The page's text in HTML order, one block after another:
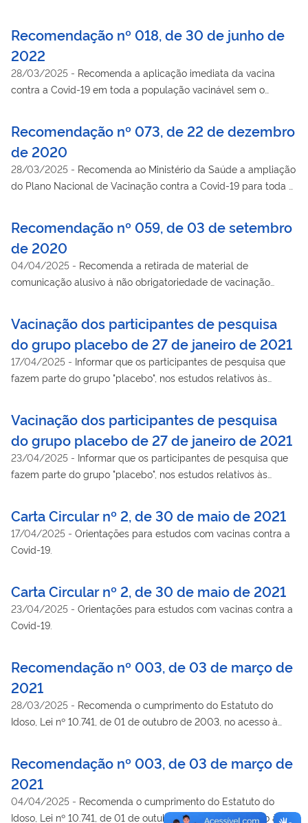
Recomendação nº 018, de 30 de junho de
2022
28/03/2025 - Recomenda a aplicação imediata da vacina
contra a Covid-19 em toda a população vacinável sem o
Recomendação nº 073, de 22 de dezembro
de 2020
28/03/2025 - Recomenda ao Ministério da Saúde a ampliação
do Plano Nacional de Vacinação contra a Covid-19 para toda a
Recomendação nº 059, de 03 de setembro
de 2020
04/04/2025 - Recomenda a retirada de material de
comunicação alusivo à não obrigatoriedade de vacinação
Vacinação dos participantes de pesquisa
do grupo placebo de 27 de janeiro de 2021
17/04/2025 - Informar que os participantes de pesquisa que
fazem parte do grupo "placebo", nos estudos relativos às
Vacinação dos participantes de pesquisa
do grupo placebo de 27 de janeiro de 2021
23/04/2025 - Informar que os participantes de pesquisa que
fazem parte do grupo "placebo", nos estudos relativos às
Carta Circular nº 2, de 30 de maio de 2021
17/04/2025 - Orientações para estudos com vacinas contra a
Covid-19.
Carta Circular nº 2, de 30 de maio de 2021
23/04/2025 - Orientações para estudos com vacinas contra a
Covid-19.
Recomendação nº 003, de 03 de março de
2021
28/03/2025 - Recomenda o cumprimento do Estatuto do
Idoso, Lei nº 10.741, de 01 de outubro de 2003, no acesso à
Vacinação contra a COVID-19.
Recomendação nº 003, de 03 de março de
2021
04/04/2025 - Recomenda o cumprimento do Estatuto do
Idoso, Lei nº 10.741, de 01 de outubro de 2003, no acesso à